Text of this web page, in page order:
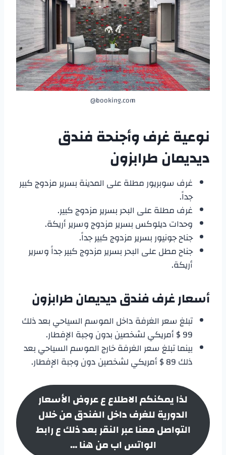
booking.com@
نوعية غرف وأجنحةفندق
ديديمان طرابزون
غرف سوبريور مطلة على المدينة بسرير مزدوج كبير
جداً.
غرف مطلة على البحر بسرير مزدوج كبير.
وحدات ديلوكس بسرير مزدوج وسرير أريكة.
جناح جونيور بسرير مزدوج كبير جداً.
جناح مطل على البحر بسرير مزدوج كبير جداً وسرير
أريكة.
أسعار غرففندق ديديمان طرابزون
تبلغ سعر الغرفة داخل الموسم السياحي بعد ذلك
99 $ أمريكي لشخصين بدون وجبة الإفطار.
بينما تبلغ سعر الغرفة خارج الموسم السياحي بعد
ذلك 89 $ أمريكي لشخصين دون وجبة الإفطار.
لذا يمكنكم الاطلاع ع عروض الأسعار
الدورية للغرف داخل الفندق من خلال
التواصل معنا عبر النقر بعد ذلك ع رابط
الواتس اب من هنا …